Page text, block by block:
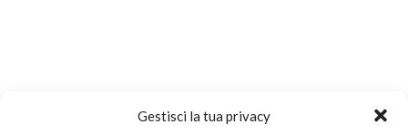
Gestisci la tua privacy